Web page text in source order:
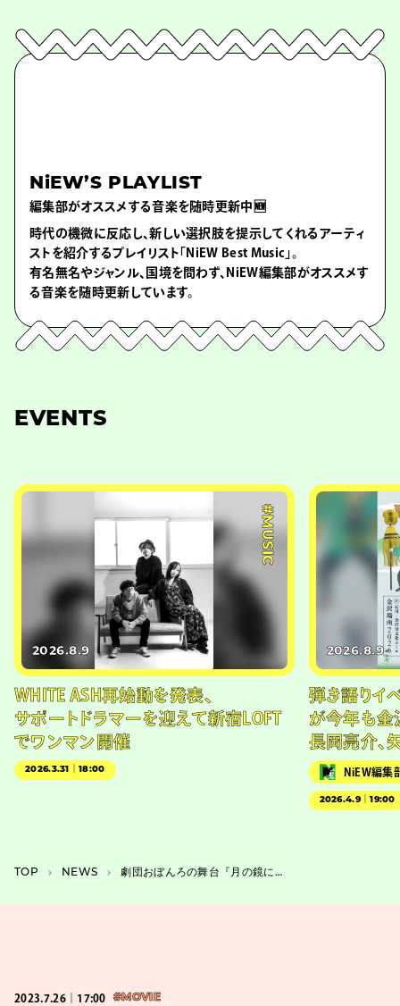
NiEW’S PLAYLIST
編集部がオススメする音楽を随時更新中🆕
時代の機微に反応し、新しい選択肢を提示してくれるアーティ
ストを紹介するプレイリスト「NiEW Best Music」。
有名無名やジャンル、国境を問わず、NiEW編集部がオススメす
る音楽を随時更新しています。
EVENTS
#MUSIC
2026.8.9
WHITE ASH再始動を発表、
サポートドラマーを迎えて新宿LOFT
でワンマン開催
2026.3.31｜18:00
2026.8.9
弾き語りイ
が今年も金
長岡亮介、
NiEW編集
2026.4.9｜19:00
TOP NEWS 劇団おぼんろの舞台『月の鏡にうつる聲』に萩谷慧悟ら出演、桃太郎伝説が題材
2023.7.26｜17:00 #MOVIE